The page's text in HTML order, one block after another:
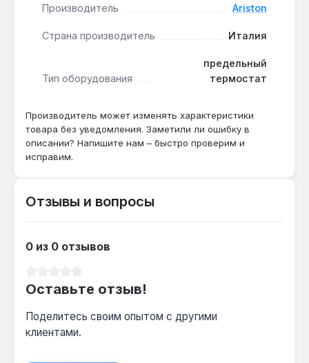
нагревом исключает лишние затраты
поддержания заданной температуры.
Термостат подходит для замены изношенных
200 L, восстанавливая их функциональность и
безопасность. Применяется в бытовых условиях
для стабильного и контролируемого нагрева воды.
Производство — Италия. Гарантия 1 год, доставка
L, для других моделей требуется другой
Производитель Ariston
Страна производитель Италия
Тип оборудования
предельный
термостат
Производитель может изменять характеристики
товара без уведомления. Заметили ли ошибку в
описании? Напишите нам – быстро проверим и
исправим.
Отзывы и вопросы
0 из 0 отзывов
Оставьте отзыв!
Поделитесь своим опытом с другими
клиентами.